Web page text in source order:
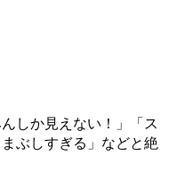
しか見えない！」「ス
ぶしすぎる」などと絶